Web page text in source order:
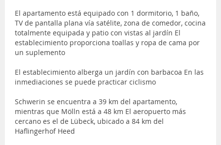
El apartamento está equipado con 1 dormitorio, 1 baño,
TV de pantalla plana vía satélite, zona de comedor, cocina
totalmente equipada y patio con vistas al jardín El
establecimiento proporciona toallas y ropa de cama por
un suplemento
El establecimiento alberga un jardín con barbacoa En las
inmediaciones se puede practicar ciclismo
Schwerin se encuentra a 39 km del apartamento,
mientras que Mölln está a 48 km El aeropuerto más
cercano es el de Lübeck, ubicado a 84 km del
Haflingerhof Heed